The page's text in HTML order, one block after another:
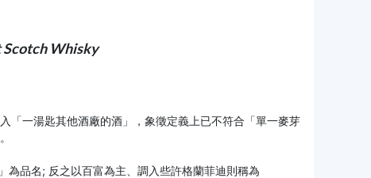
Scotch Whisky
「一湯匙其他酒廠的酒」，象徵定義上已不符合「單一麥芽
品名; 反之以百富為主、調入些許格蘭菲迪則稱為